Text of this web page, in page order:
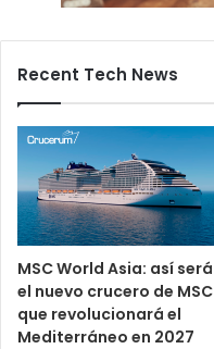
Recent Tech News
MSC World Asia: así será
el nuevo crucero de MSC
que revolucionará el
Mediterráneo en 2027